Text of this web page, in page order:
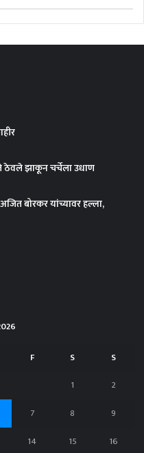
ठेवले झाकून चर्चेला उधाण
बोरकर यांच्यावर हल्ला,
F S
S
1
2
7 8
9
14 15
16